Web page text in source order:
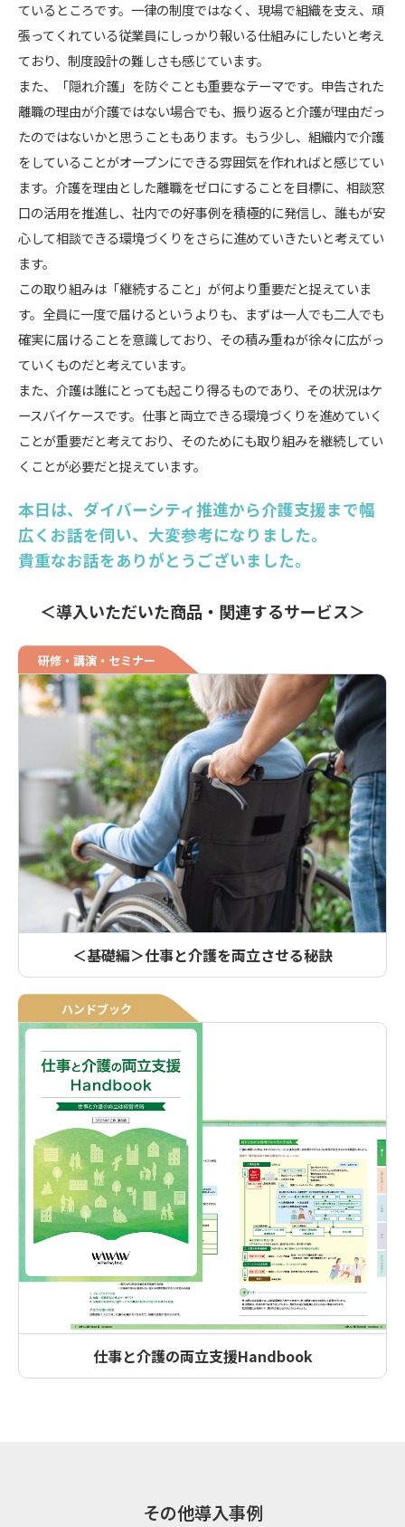
ているところです。一律の制度ではなく、現場で組織を支え、頑
張ってくれている従業員にしっかり報いる仕組みにしたいと考え
ており、制度設計の難しさも感じています。
また、「隠れ介護」を防ぐことも重要なテーマです。申告された
離職の理由が介護ではない場合でも、振り返ると介護が理由だっ
たのではないかと思うこともあります。もう少し、組織内で介護
をしていることがオープンにできる雰囲気を作れればと感じてい
ます。介護を理由とした離職をゼロにすることを目標に、相談窓
口の活用を推進し、社内での好事例を積極的に発信し、誰もが安
心して相談できる環境づくりをさらに進めていきたいと考えてい
ます。
この取り組みは「継続すること」が何より重要だと捉えていま
す。全員に一度で届けるというよりも、まずは一人でも二人でも
確実に届けることを意識しており、その積み重ねが徐々に広がっ
ていくものだと考えています。
また、介護は誰にとっても起こり得るものであり、その状況はケ
ースバイケースです。仕事と両立できる環境づくりを進めていく
ことが重要だと考えており、そのためにも取り組みを継続してい
くことが必要だと捉えています。
本日は、ダイバーシティ推進から介護支援まで幅
広くお話を伺い、大変参考になりました。
貴重なお話をありがとうございました。
＜導入いただいた商品・関連するサービス＞
研修・講演・セミナー
＜基礎編＞仕事と介護を両立させる秘訣
ハンドブック
仕事と介護の両立支援Handbook
その他導入事例